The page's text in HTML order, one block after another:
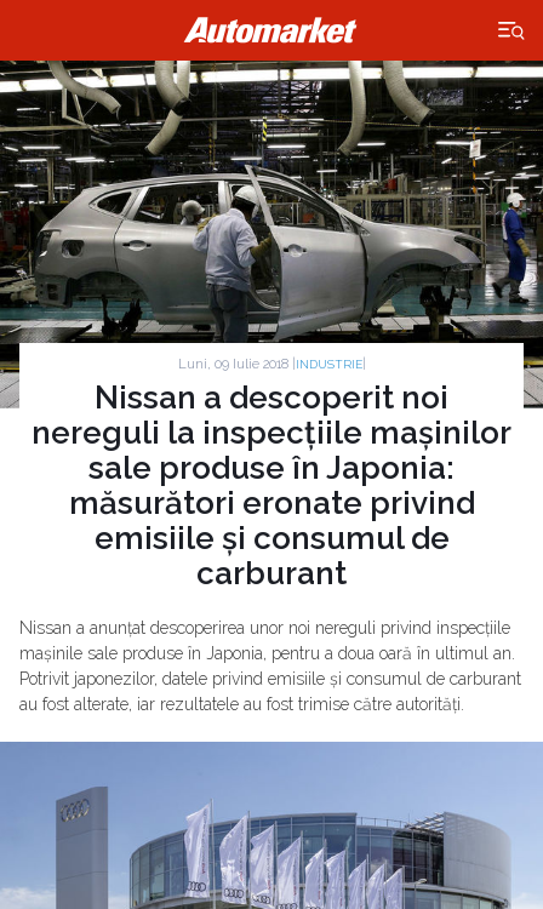
×
Luni, 09 Iulie 2018 | INDUSTRIE|
Nissan a descoperit noi
nereguli la inspecțiile mașinilor
sale produse în Japonia:
măsurători eronate privind
emisiile și consumul de
carburant
Nissan a anunțat descoperirea unor noi nereguli privind inspecțiile
mașinile sale produse în Japonia, pentru a doua oară în ultimul an.
Potrivit japonezilor, datele privind emisiile și consumul de carburant
au fost alterate, iar rezultatele au fost trimise către autorități.